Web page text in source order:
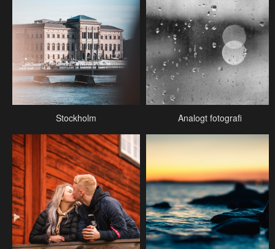
Stockholm Analogt fotografi